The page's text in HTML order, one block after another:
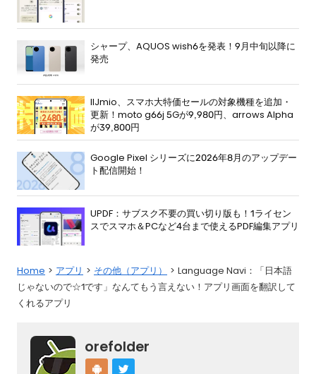
シャープ、AQUOS wish6を発表！9月中旬以降に
発売
IIJmio、スマホ大特価セールの対象機種を追加・
更新！moto g66j 5Gが9,980円、arrows Alpha
が39,800円
Google Pixel シリーズに2026年8月のアップデー
ト配信開始！
UPDF：サブスク不要の買い切り版も！1ライセン
スでスマホ＆PCなど4台まで使えるPDF編集アプリ
Home アプリ その他（アプリ）
Language Navi：「日本語
じゃないので☆1です」なんてもう言えない！アプリ画面を翻訳して
くれるアプリ
orefolder